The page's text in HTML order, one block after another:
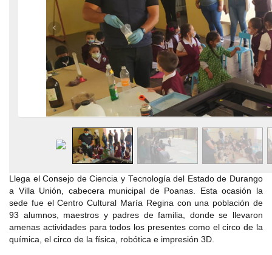
Llega el Consejo de Ciencia y Tecnología del Estado de Durango
a Villa Unión, cabecera municipal de Poanas. Esta ocasión la
sede fue el Centro Cultural María Regina con una población de
93 alumnos, maestros y padres de familia, donde se llevaron
amenas actividades para todos los presentes como el circo de la
química, el circo de la física, robótica e impresión 3D.